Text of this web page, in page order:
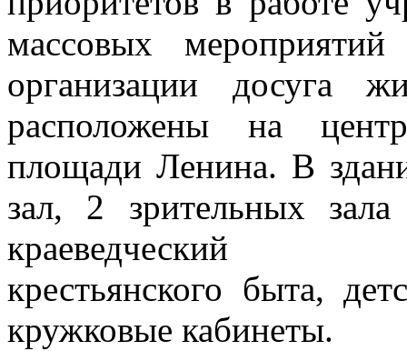
массовых
организации досуга
расположены на
площади Ленина. В
зал, 2 зрительных
крестьянского быта,
кружковые кабинеты.